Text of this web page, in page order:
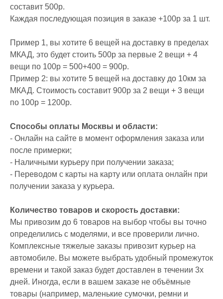
составит 500р.
Каждая последующая позиция в заказе +100р за 1 шт.
Пример 1, вы хотите 6 вещей на доставку в пределах
МКАД, это будет стоить 500р за первые 2 вещи + 4
вещи по 100р = 500+400 = 900р.
Пример 2: вы хотите 5 вещей на доставку до 10км за
МКАД. Стоимость составит 900р за 2 вещи + 3 вещи
по 100р = 1200р.
Способы оплаты Москвы и области:
- Онлайн на сайте в момент оформления заказа или
после примерки;
- Наличными курьеру при получении заказа;
- Переводом с карты на карту или оплата онлайн при
получении заказа у курьера.
Количество товаров и скорость доставки:
Мы привозим до 6 товаров на выбор чтобы вы точно
определились с моделями, и все проверили лично.
Комплексные тяжелые заказы привозит курьер на
автомобиле. Вы можете выбрать удобный промежуток
времени и такой заказ будет доставлен в течении 3х
дней. Иногда, если в вашем заказе не объёмные
товары (например, маленькие сумочки, ремни и